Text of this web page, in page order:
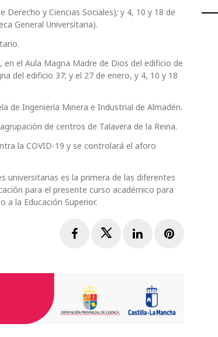
y Ciencias Sociales); y 4, 10 y 18 de
General Universitaria).
el Aula Magna Madre de Dios del edificio de
del edificio 37; y el 27 de enero, y 4, 10 y 18
de Ingeniería Minera e Industrial de Almadén.
de centros de Talavera de la Reina.
la COVID-19 y se controlará el aforo
universitarias es la primera de las diferentes
para el presente curso académico para
la Educación Superior.
FacebookTwitterLinkedInPinterest